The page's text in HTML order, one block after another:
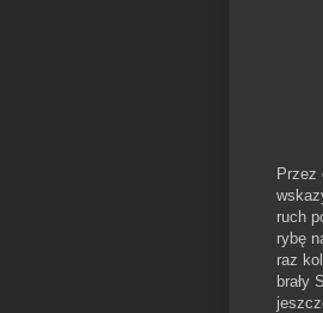
Przez
ruch
rybę
raz
brały